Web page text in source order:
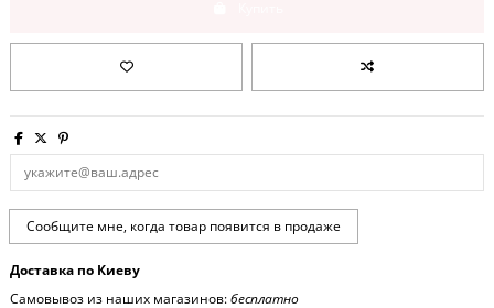
Доставка по Киеву
Самовывоз из наших магазинов:бесплатно